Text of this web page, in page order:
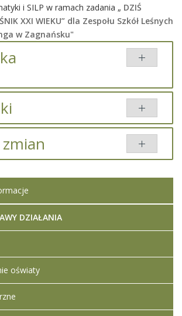
i SILP w ramach zadania „ DZIŚ
XXI WIEKU” dla Zespołu Szkół Leśnych
w Zagnańsku"
Dodany
przez
KB
Ledwójcik
piątek,
06
wrzesień
Ledwójcik
piątek,
06
wrzesień
Ledwójcik
DZIAŁANIA
oświaty